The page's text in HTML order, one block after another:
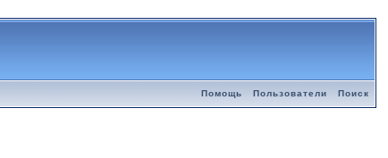
Помощь Пользователи Поиск